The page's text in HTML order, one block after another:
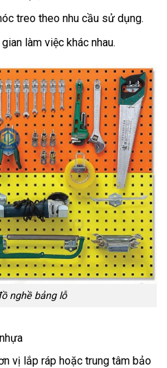
treo theo nhu cầu sử dụng.
làm việc khác nhau.
nghề bảng lỗ
vị lắp ráp hoặc trung tâm bảo